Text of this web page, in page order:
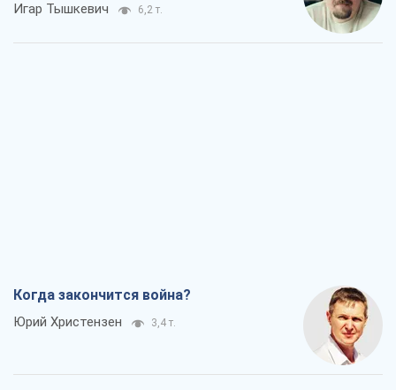
Игар Тышкевич 6,2 т.
Когда закончится война?
Юрий Христензен 3,4 т.